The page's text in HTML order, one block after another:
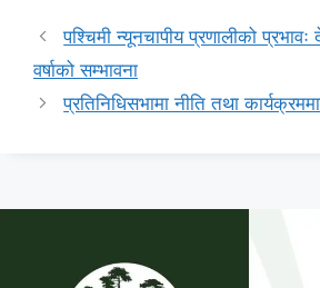
पश्चिमी न्यूनचापीय प्रणालीको प्रभावः
वर्षाको सम्भावना
प्रतिनिधिसभामा नीति तथा